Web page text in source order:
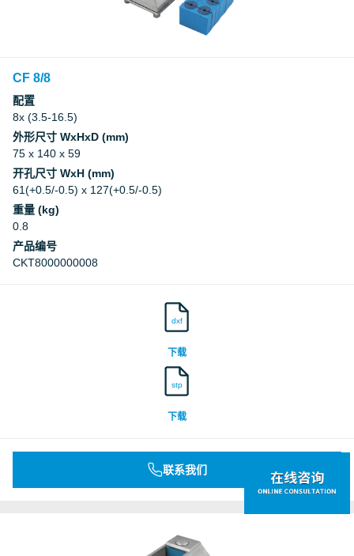
CF 8/8
配置
8x (3.5-16.5)
外形尺寸 WxHxD (mm)
75 x 140 x 59
开孔尺寸 WxH (mm)
61(+0.5/-0.5) x 127(+0.5/-0.5)
重量 (kg)
0.8
产品编号
CKT8000000008
dxf
下载
stp
下载
联系我们